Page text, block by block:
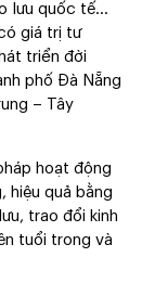
lưu quốc tế…
giá trị tư
triển đời
phố Đà Nẵng
– Tây
hoạt động
hiệu quả bằng
trao đổi kinh
tuổi trong và